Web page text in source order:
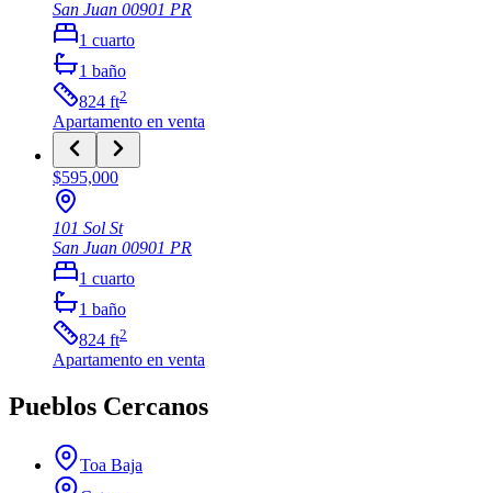
San Juan 00901 PR
1 cuarto
1 baño
824 ft2
Apartamento en venta
$595,000
101 Sol St
San Juan 00901 PR
1 cuarto
1 baño
824 ft2
Apartamento en venta
Pueblos Cercanos
Toa Baja